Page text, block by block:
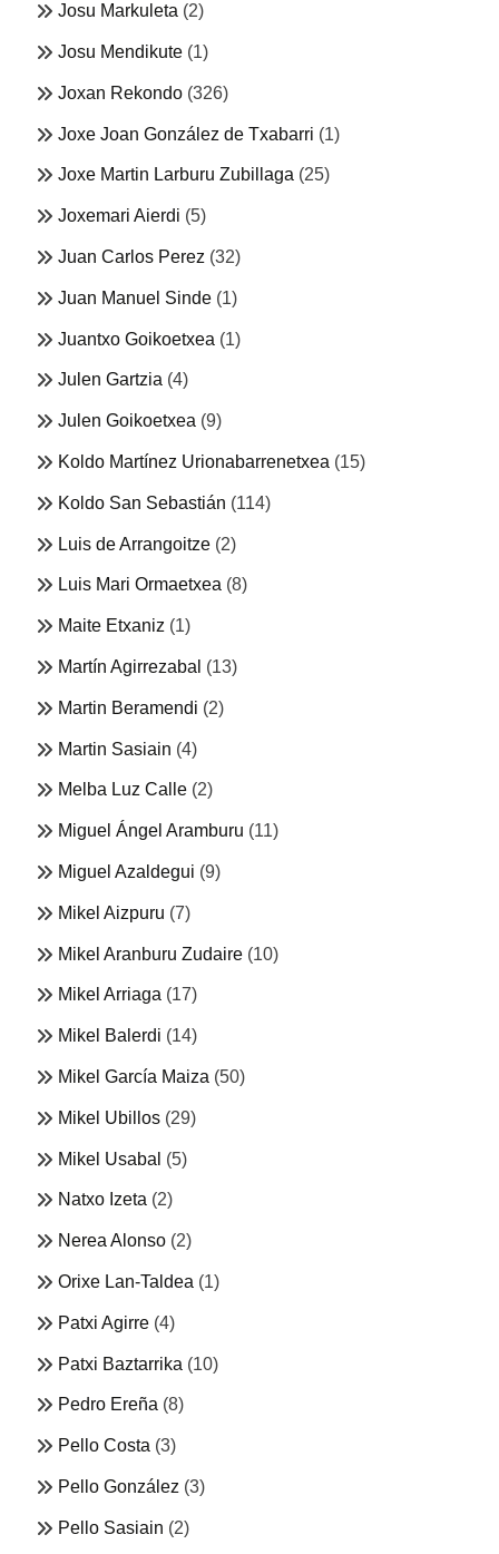
Josu Markuleta (2)
Josu Mendikute (1)
Joxan Rekondo (326)
Joxe Joan González de Txabarri (1)
Joxe Martin Larburu Zubillaga (25)
Joxemari Aierdi (5)
Juan Carlos Perez (32)
Juan Manuel Sinde (1)
Juantxo Goikoetxea (1)
Julen Gartzia (4)
Julen Goikoetxea (9)
Koldo Martínez Urionabarrenetxea (15)
Koldo San Sebastián (114)
Luis de Arrangoitze (2)
Luis Mari Ormaetxea (8)
Maite Etxaniz (1)
Martín Agirrezabal (13)
Martin Beramendi (2)
Martin Sasiain (4)
Melba Luz Calle (2)
Miguel Ángel Aramburu (11)
Miguel Azaldegui (9)
Mikel Aizpuru (7)
Mikel Aranburu Zudaire (10)
Mikel Arriaga (17)
Mikel Balerdi (14)
Mikel García Maiza (50)
Mikel Ubillos (29)
Mikel Usabal (5)
Natxo Izeta (2)
Nerea Alonso (2)
Orixe Lan-Taldea (1)
Patxi Agirre (4)
Patxi Baztarrika (10)
Pedro Ereña (8)
Pello Costa (3)
Pello González (3)
Pello Sasiain (2)